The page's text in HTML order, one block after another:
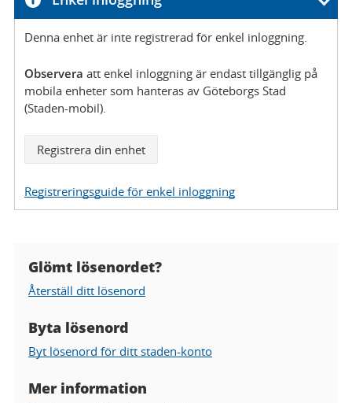
Denna enhet är inte registrerad för enkel inloggning.
Observera att enkel inloggning är endast tillgänglig på
mobila enheter som hanteras av Göteborgs Stad
(Staden-mobil).
Registrera din enhet
enkel
inloggning
Registreringsguide för enkel inloggning
Hjälp
gällande
lösenord
Glömt lösenordet?
Återställ ditt lösenord
Byta lösenord
Byt lösenord för ditt staden-konto
Mer information